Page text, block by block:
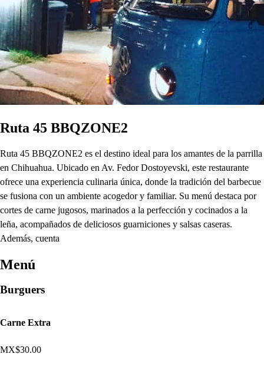
Ruta 45 BBQZONE2
Ruta 45 BBQZONE2 es el destino ideal para los amantes de la parrilla
en Chihuahua. Ubicado en Av. Fedor Dostoyevski, este restaurante
ofrece una experiencia culinaria única, donde la tradición del barbecue
se fusiona con un ambiente acogedor y familiar. Su menú destaca por
cortes de carne jugosos, marinados a la perfección y cocinados a la
leña, acompañados de deliciosos guarniciones y salsas caseras.
Además, cuenta
Menú
Burguers
Carne Extra
MX$30.00